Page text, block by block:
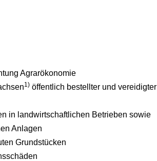
Agrarökonomie
1) öffentlich bestellter und vereidigter
in landwirtschaftlichen Betrieben sowie
Anlagen
Grundstücken